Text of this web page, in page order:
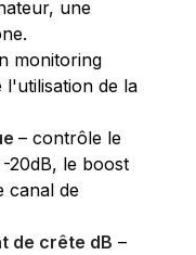
une
monitoring
l'utilisation de la
– contrôle le
20dB, le boost
canal de
de crête dB –